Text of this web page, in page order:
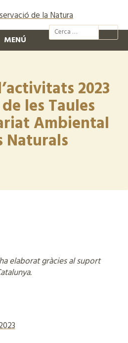
@xcn.cat
MENÚ
2023
les Taules
Ambiental
Naturals
elaborat gràcies al suport